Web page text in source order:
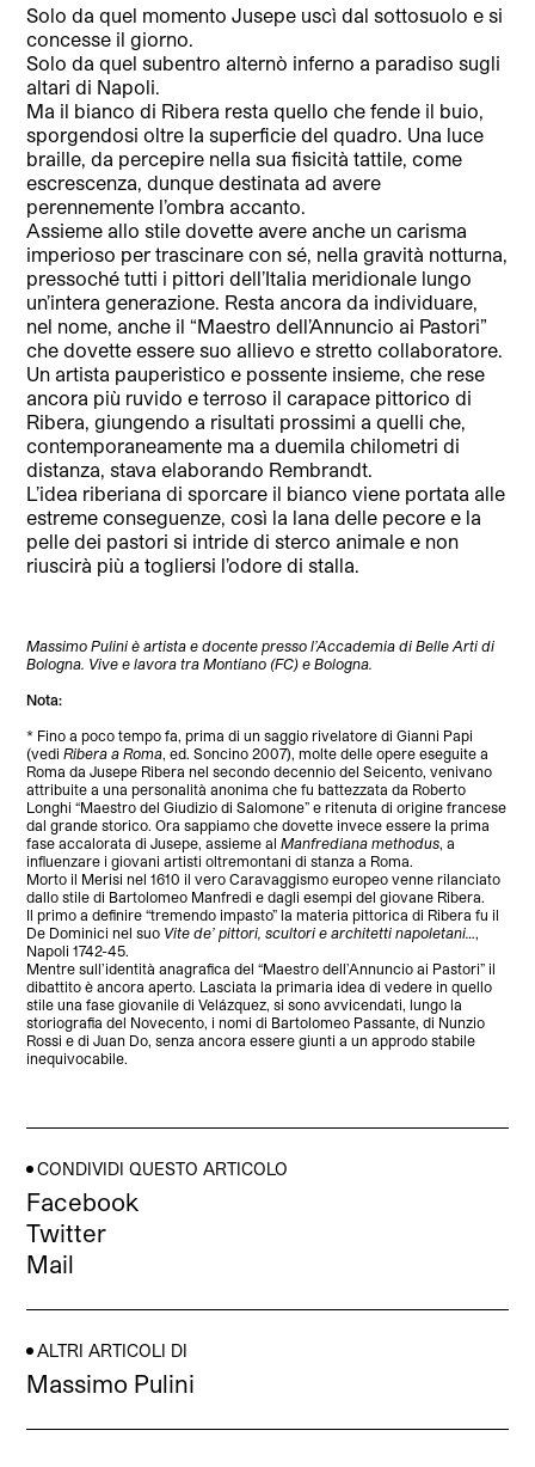
Solo da quel momento Jusepe uscì dal sottosuolo e si
concesse il giorno.
Solo da quel subentro alternò inferno a paradiso sugli
altari di Napoli.
Ma il bianco di Ribera resta quello che fende il buio,
sporgendosi oltre la superficie del quadro. Una luce
braille, da percepire nella sua fisicità tattile, come
escrescenza, dunque destinata ad avere
perennemente l’ombra accanto.
Assieme allo stile dovette avere anche un carisma
imperioso per trascinare con sé, nella gravità notturna,
pressoché tutti i pittori dell’Italia meridionale lungo
un’intera generazione. Resta ancora da individuare,
nel nome, anche il “Maestro dell’Annuncio ai Pastori”
che dovette essere suo allievo e stretto collaboratore.
Un artista pauperistico e possente insieme, che rese
ancora più ruvido e terroso il carapace pittorico di
Ribera, giungendo a risultati prossimi a quelli che,
contemporaneamente ma a duemila chilometri di
distanza, stava elaborando Rembrandt.
L’idea riberiana di sporcare il bianco viene portata alle
estreme conseguenze, così la lana delle pecore e la
pelle dei pastori si intride di sterco animale e non
riuscirà più a togliersi l’odore di stalla.
Massimo Pulini è artista e docente presso l’Accademia di Belle Arti di
Bologna. Vive e lavora tra Montiano (FC) e Bologna.
Nota:
* Fino a poco tempo fa, prima di un saggio rivelatore di Gianni Papi
(vediRibera a Roma, ed. Soncino 2007), molte delle opere eseguite a
Roma da Jusepe Ribera nel secondo decennio del Seicento, venivano
attribuite a una personalità anonima che fu battezzata da Roberto
Longhi “Maestro del Giudizio di Salomone” e ritenuta di origine francese
dal grande storico. Ora sappiamo che dovette invece essere la prima
fase accalorata di Jusepe, assieme al Manfrediana methodus, a
influenzare i giovani artisti oltremontani di stanza a Roma.
Morto il Merisi nel 1610 il vero Caravaggismo europeo venne rilanciato
dallo stile di Bartolomeo Manfredi e dagli esempi del giovane Ribera.
Il primo a definire “tremendo impasto” la materia pittorica di Ribera fu il
De Dominici nel suo Vite de’ pittori, scultori e architetti napoletani…,
Napoli 1742-45.
Mentre sull’identità anagrafica del “Maestro dell’Annuncio ai Pastori” il
dibattito è ancora aperto. Lasciata la primaria idea di vedere in quello
stile una fase giovanile di Velázquez, si sono avvicendati, lungo la
storiografia del Novecento, i nomi di Bartolomeo Passante, di Nunzio
Rossi e di Juan Do, senza ancora essere giunti a un approdo stabile
inequivocabile.
CONDIVIDI QUESTO ARTICOLO
Facebook
Twitter
Mail
ALTRI ARTICOLI DI
Massimo Pulini